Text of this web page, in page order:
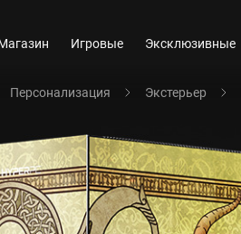
Игровые Эксклюзивные
Персонализация Экстерьер